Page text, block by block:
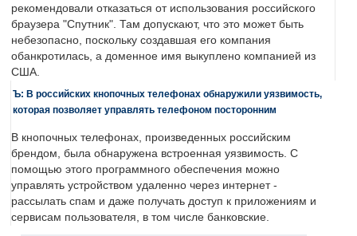
рекомендовали отказаться от использования российского
браузера "Спутник". Там допускают, что это может быть
небезопасно, поскольку создавшая его компания
обанкротилась, а доменное имя выкуплено компанией из
США.
Ъ: В российских кнопочных телефонах обнаружили уязвимость,
которая позволяет управлять телефоном посторонним
В кнопочных телефонах, произведенных российским
брендом, была обнаружена встроенная уязвимость. С
помощью этого программного обеспечения можно
управлять устройством удаленно через интернет -
рассылать спам и даже получать доступ к приложениям и
сервисам пользователя, в том числе банковские.